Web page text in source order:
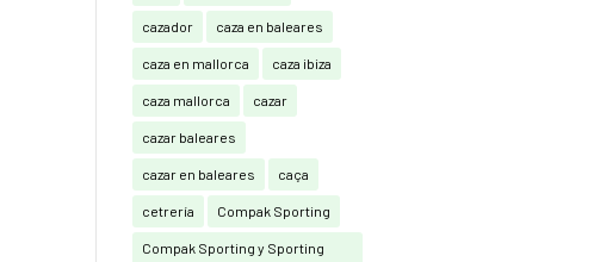
cazador caza en baleares
caza en mallorca caza ibiza
caza mallorca cazar
cazar baleares
cazar en baleares caça
cetrería Compak Sporting
Compak Sporting y Sporting